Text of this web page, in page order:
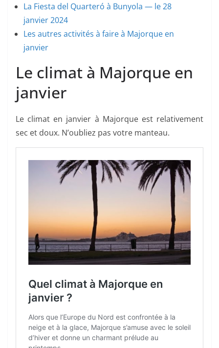
La Fiesta del Quarteró à Bunyola — le 28
janvier 2024
Les autres activités à faire à Majorque en
janvier
Le climat à Majorque en
janvier
Le climat en janvier à Majorque est relativement
sec et doux. N’oubliez pas votre manteau.